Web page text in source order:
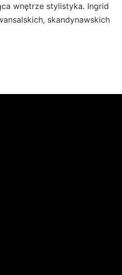
wnętrze stylistyka. Ingrid
skandynawskich